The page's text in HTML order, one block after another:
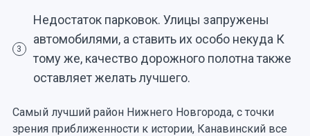
3
Недостаток парковок. Улицы запружены
автомобилями, а ставить их особо некуда К
тому же, качество дорожного полотна также
оставляет желать лучшего.
Самый лучший район Нижнего Новгорода, с точки
зрения приближенности к истории, Канавинский все